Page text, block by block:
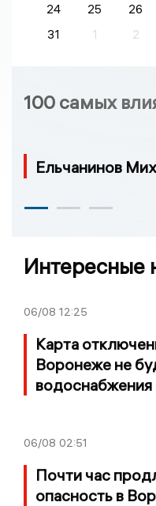
24
25 26
31
1 2
100 самых
Ельчанинов
Интересные
06/08 12:25
Карта
Воронеже не
водоснабжения
06/08 02:51
Почти час
опасность в